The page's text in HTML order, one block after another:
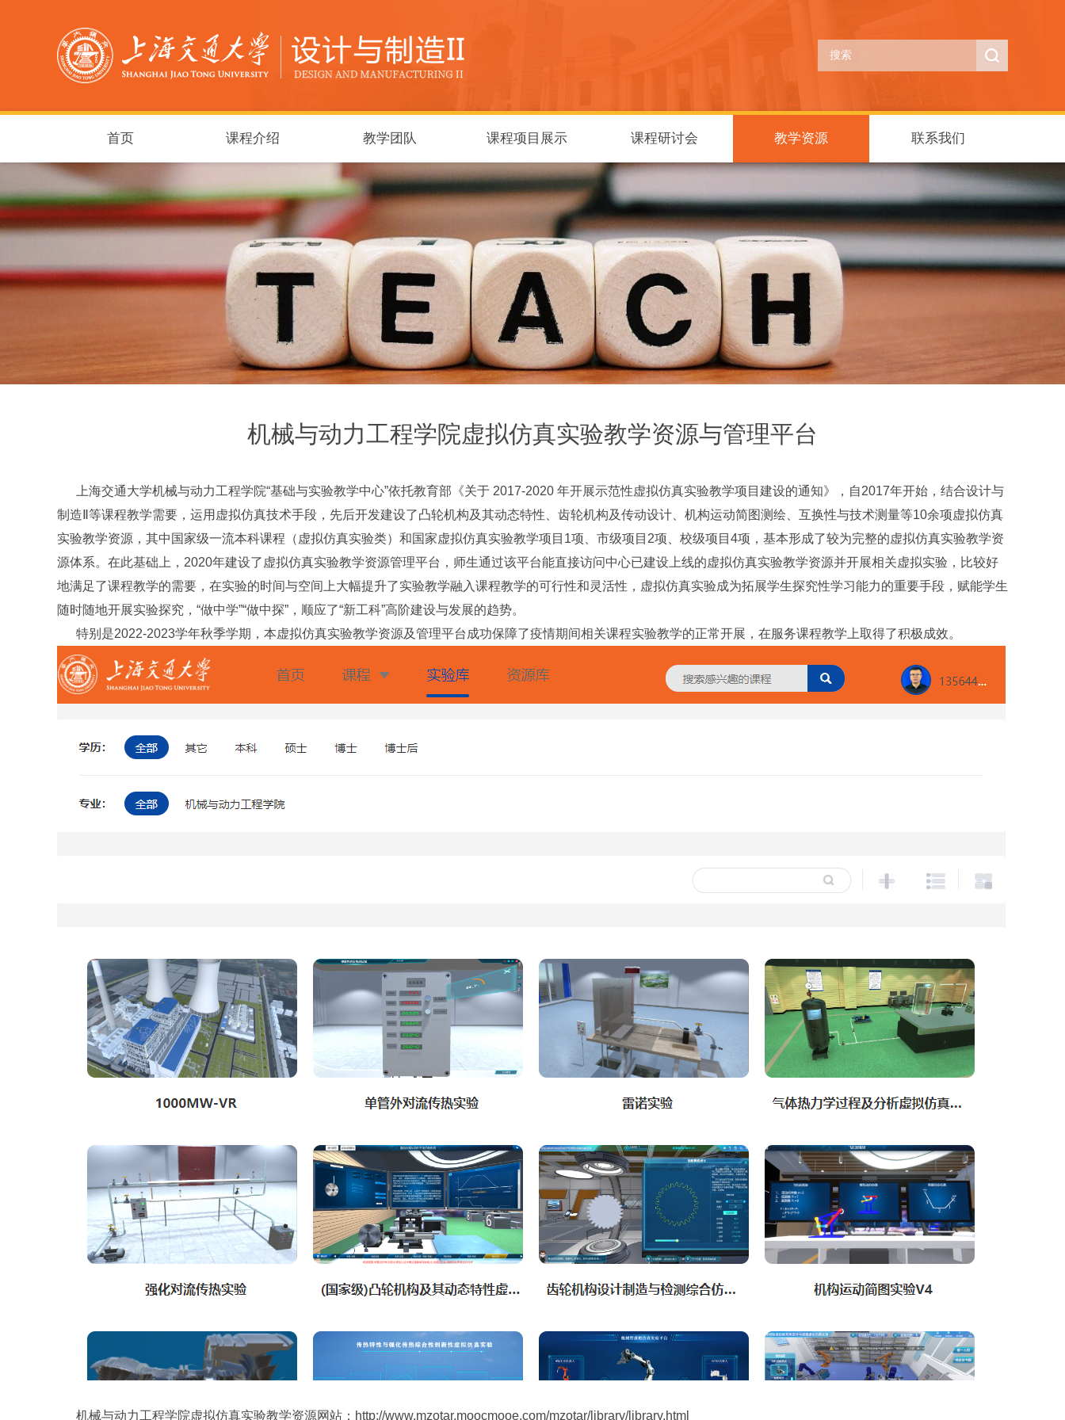
首页 课程介绍 教学团队 课程项目展示 课程研讨会 教学资源 联系我们
机械与动力工程学院虚拟仿真实验教学资源与管理平台
上海交通大学机械与动力工程学院“基础与实验教学中心”依托教育部《关于 2017-2020 年开展示范性虚拟仿真实验教学项目建设的通知》，自2017年开始，结合设计与
制造 等课程教学需要，运用虚拟仿真技术手段，先后开发建设了凸轮机构及其动态特性、齿轮机构及传动设计、机构运动简图测绘、互换性与技术测量等10余项虚拟仿真
实验教学资源，其中国家级一流本科课程（虚拟仿真实验类）和国家虚拟仿真实验教学项目1项、市级项目2项、校级项目4项，基本形成了较为完整的虚拟仿真实验教学资
源体系。在此基础上，2020年建设了虚拟仿真实验教学资源管理平台，师生通过该平台能直接访问中心已建设上线的虚拟仿真实验教学资源并开展相关虚拟实验，比较好
地满足了课程教学的需要，在实验的时间与空间上大幅提升了实验教学融入课程教学的可行性和灵活性，虚拟仿真实验成为拓展学生探究性学习能力的重要手段，赋能学生
随时随地开展实验探究，“做中学”“做中探”，顺应了“新工科”高阶建设与发展的趋势。
特别是2022-2023学年秋季学期，本虚拟仿真实验教学资源及管理平台成功保障了疫情期间相关课程实验教学的正常开展，在服务课程教学上取得了积极成效。
机械与动力工程学院虚拟仿真实验教学资源网站： http://www.mzotar.moocmooe.com/mzotar/library/library.html